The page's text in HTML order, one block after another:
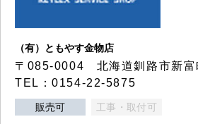
（有）ともやす金物店
〒085-0004 北海道釧路市新富
TEL：0154-22-5875
販売可 工事・取付可